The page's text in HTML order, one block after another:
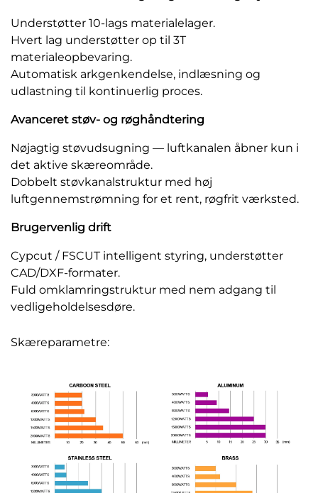
Understøtter 10-lags materialelager.
Hvert lag understøtter op til 3T
materialeopbevaring.
Automatisk arkgenkendelse, indlæsning og
udlastning til kontinuerlig proces.
Avanceret støv- og røghåndtering
Nøjagtig støvudsugning — luftkanalen åbner kun i
det aktive skæreområde.
Dobbelt støvkanalstruktur med høj
luftgennemstrømning for et rent, røgfrit værksted.
Brugervenlig drift
Cypcut / FSCUT intelligent styring, understøtter
CAD/DXF-formater.
Fuld omklamringstruktur med nem adgang til
vedligeholdelsesdøre.
Skæreparametre: